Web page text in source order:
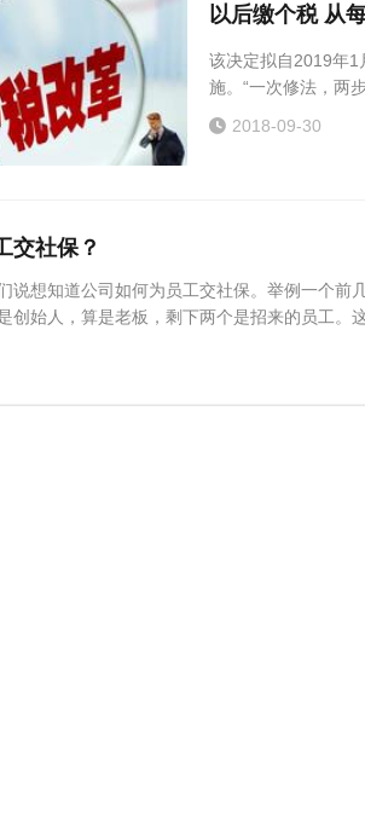
以后缴个税 从
该决定拟自2019年1
施。“一次修法，两
2018-09-30
交社保？
说想知道公司如何为员工交社保。举例一个
创始人，算是老板，剩下两个是招来的员工。